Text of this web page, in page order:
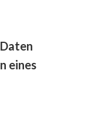
eines